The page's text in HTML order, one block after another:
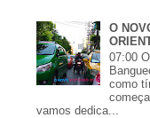
O
07:00
como
vamos dedica...